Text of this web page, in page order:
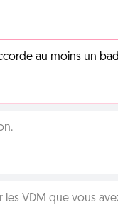
au moins un
VDM que vous